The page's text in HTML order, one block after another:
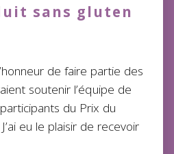
sans gluten
de faire partie des
soutenir l’équipe de
du Prix du
eu le plaisir de recevoir